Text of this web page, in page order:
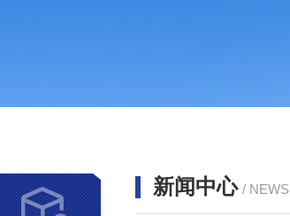
新闻中心 / NEWS